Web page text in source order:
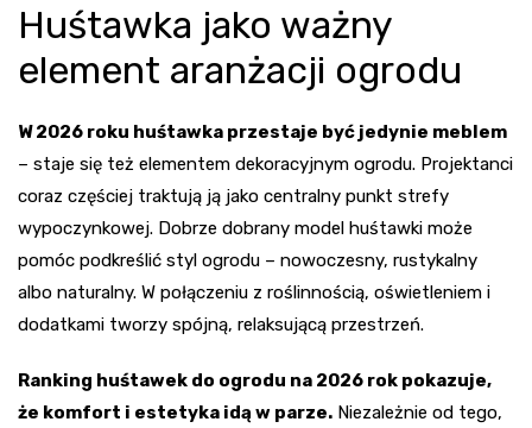
Huśtawka jako ważny
element aranżacji ogrodu
W 2026 roku huśtawka przestaje być jedynie meblem
– staje się też elementem dekoracyjnym ogrodu. Projektanci
coraz częściej traktują ją jako centralny punkt strefy
wypoczynkowej. Dobrze dobrany model huśtawki może
pomóc podkreślić styl ogrodu – nowoczesny, rustykalny
albo naturalny. W połączeniu z roślinnością, oświetleniem i
dodatkami tworzy spójną, relaksującą przestrzeń.
Ranking huśtawek do ogrodu na 2026 rok pokazuje,
że komfort i estetyka idą w parze. Niezależnie od tego,